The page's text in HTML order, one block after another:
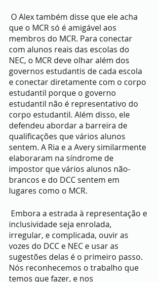
que o MCR só é amigável aos
membros do MCR. Para conectar
com alunos reais das escolas do
NEC, o MCR deve olhar além dos
governos estudantis de cada escola
e conectar diretamente com o corpo
estudantil porque o governo
estudantil não é representativo do
corpo estudantil. Além disso, ele
defendeu abordar a barreira de
qualificações que vários alunos
sentem. A Ria e a Avery similarmente
elaboraram na síndrome de
impostor que vários alunos não-
brancos e do DCC sentem em
lugares como o MCR.
inclusividade seja enrolada,
irregular, e complicada, ouvir as
vozes do DCC e NEC e usar as
sugestões delas é o primeiro passo.
Nós reconhecemos o trabalho que
temos que fazer, e nos